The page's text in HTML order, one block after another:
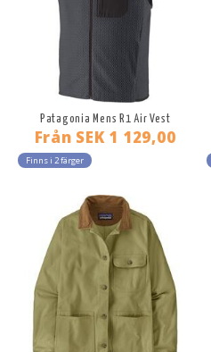
Patagonia Mens R1 Air Vest
Från SEK 1 129,00
Finns i 2 färger